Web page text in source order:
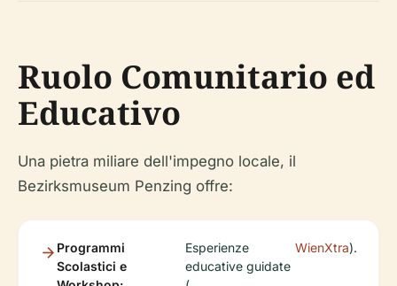
Ruolo Comunitario ed
Educativo
Una pietra miliare dell'impegno locale, il
Bezirksmuseum Penzing offre:
Programmi
Scolastici e
Esperienze
educative guidate
WienXtra).